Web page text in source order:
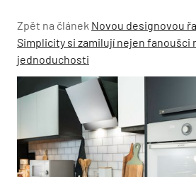
Zpět na článek Novou designovou
Simplicity si zamilují nejen fanoušci
jednoduchosti